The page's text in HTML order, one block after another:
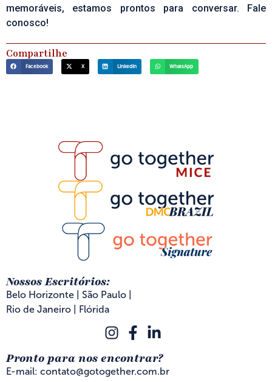
memoráveis, estamos prontos para conversar. Fale
conosco!
Compartilhe
Facebook X LinkedIn WhatsApp
Nossos Escritórios:
Belo Horizonte | São Paulo |
Rio de Janeiro | Flórida
Pronto para nos encontrar?
E-mail: contato@gotogether.com.br